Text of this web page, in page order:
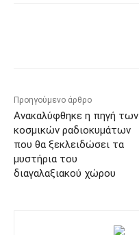
Προηγούμενο άρθρο
Ανακαλύφθηκε η πηγή των
κοσμικών ραδιοκυμάτων
που θα ξεκλειδώσει τα
μυστήρια του
διαγαλαξιακού χώρου